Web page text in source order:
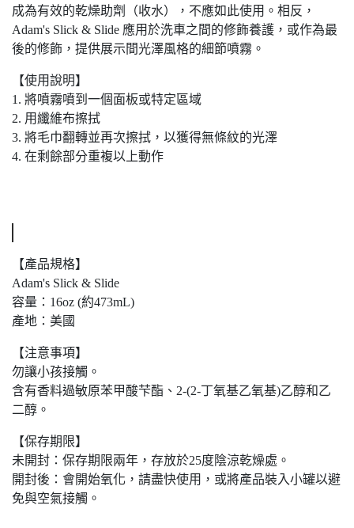
成為有效的乾燥助劑（收水），不應如此使用。相反，
Adam's Slick & Slide 應用於洗車之間的修飾養護，或作為最
後的修飾，提供展示間光澤風格的細節噴霧。
【使用說明】
1. 將噴霧噴到一個面板或特定區域
2. 用纖維布擦拭
3. 將毛巾翻轉並再次擦拭，以獲得無條紋的光澤
4. 在剩餘部分重複以上動作
【產品規格】
Adam's Slick & Slide
容量：16oz (約473mL)
產地：美國
【注意事項】
勿讓小孩接觸。
含有香料過敏原苯甲酸芐酯、2-(2-丁氧基乙氧基)乙醇和乙
二醇。
【保存期限】
未開封：保存期限兩年，存放於25度陰涼乾燥處。
開封後：會開始氧化，請盡快使用，或將產品裝入小罐以避
免與空氣接觸。